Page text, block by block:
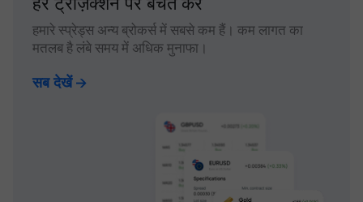
हर ट्रांज़ैक्शन पर बचत करें
हमारे स्प्रेड्स अन्य ब्रोकर्स में सबसे कम हैं। कम लागत का
मतलब है लंबे समय में अधिक मुनाफा।
सब देखें